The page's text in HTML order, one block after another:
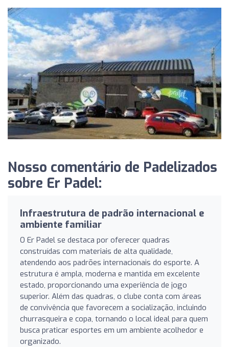
Nosso comentário de Padelizados
sobre Er Padel:
Infraestrutura de padrão internacional e
ambiente familiar
O Er Padel se destaca por oferecer quadras
construídas com materiais de alta qualidade,
atendendo aos padrões internacionais do esporte. A
estrutura é ampla, moderna e mantida em excelente
estado, proporcionando uma experiência de jogo
superior. Além das quadras, o clube conta com áreas
de convivência que favorecem a socialização, incluindo
churrasqueira e copa, tornando o local ideal para quem
busca praticar esportes em um ambiente acolhedor e
organizado.